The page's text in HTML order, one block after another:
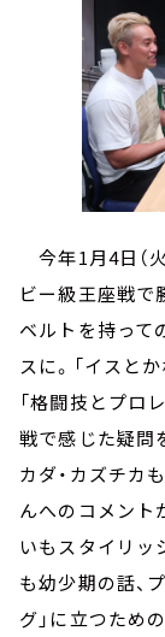
今年1月4日（
ビー級王座戦で
ベルトを持って
スに。「イスと
「格闘技とプロ
戦で感じた疑問
カダ・カズチカ
んへのコメント
いもスタイリッ
も幼少期の話、
グ」に立つため